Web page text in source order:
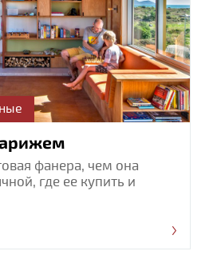
фанера, чем она
где ее купить и